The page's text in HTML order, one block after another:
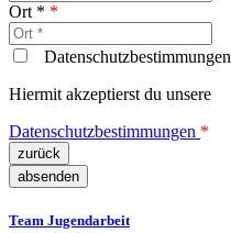
Ort * *
Datenschutzbestimmungen
Hiermit akzeptierst du unsere
Datenschutzbestimmungen *
Team Jugend­ar­beit